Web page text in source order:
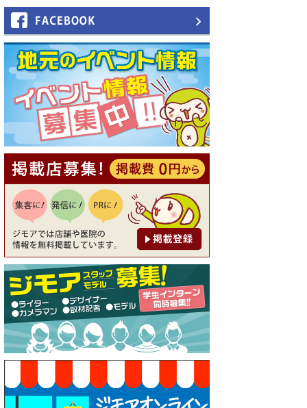
【ジモア読者特典2】コース 3,
500円→3,000円（料理5品+2
時間飲み放題）（創作イタリ
アン Pia Cuore（ピアクオー
レ））
[有効期限]2026年9月30日
【ジモア読者特典1】料理全品
20％OFF ※18時以降（創作イ
タリアン Pia Cuore（ピアクオ
ーレ））
[有効期限]2026年9月30日
【ジモア限定②】初回割引 特
価 鼻毛脱毛 半額 2,200円⇒1,1
00円（メンズ専門ワックス脱
毛サロン Mickle（ミック
ル））
[有効期限]2026年9月30日
【ジモア限定特典①】まつ毛
カール 3,850円→ 2,750円（Pr
emiere（プルミエール））
[有効期限]2026年9月30日
焼き餃子 一皿サービス（餃子
酒場たっちゃん 西早稲田
店）
[有効期限]2026年9月30日